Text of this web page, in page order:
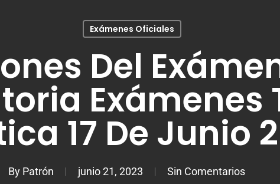
Exámenes Oficiales
Del
Exámenes
17 De Junio
By Patrón junio 21, 2023 Sin Comentarios